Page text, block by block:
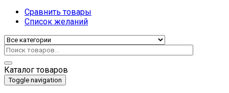
Сравнить товары
Список желаний
Каталог товаров
Toggle navigation